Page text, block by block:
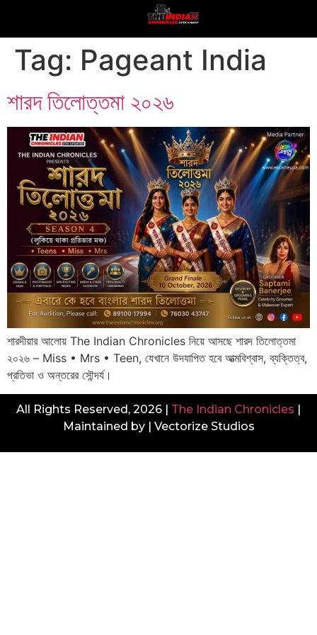
Tag: Pageant India
শারদ তিলোত্তমা ২০২৬
শারদীয়ার আলোয় The Indian Chronicles নিয়ে আসছে শারদ তিলোত্তমা
২০২৬ – Miss • Mrs • Teen, যেখানে উদযাপিত হবে আত্মবিশ্বাস, ব্যক্তিত্ব,
প্রতিভা ও অন্তরের সৌন্দর্য।
All Rights Reserved, 2026 | The Indian Chronicles |
Maintained by | Vectorize Studios